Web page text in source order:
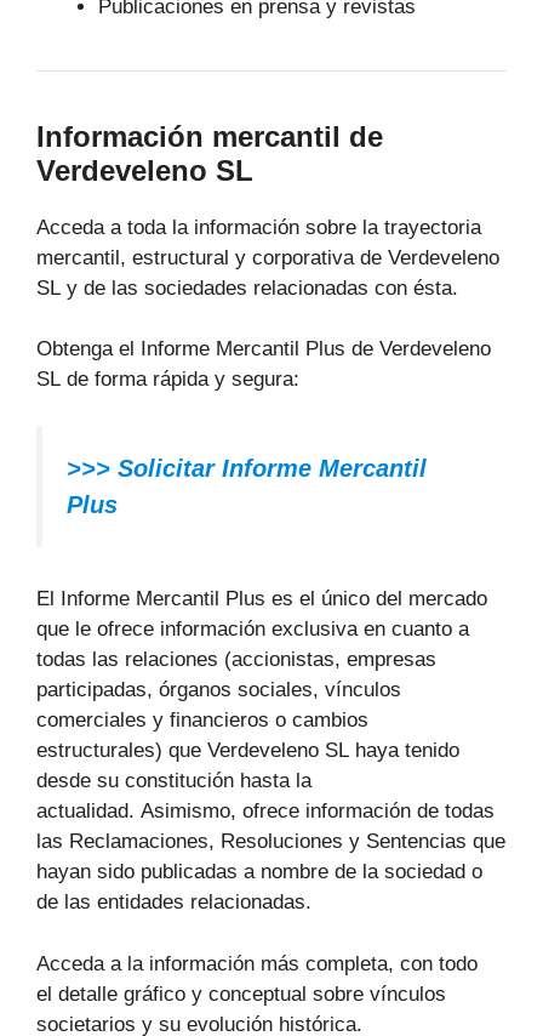
Publicaciones en prensa y revistas
Información mercantil de
Verdeveleno SL
Acceda a toda la información sobre la trayectoria
mercantil, estructural y corporativa de Verdeveleno
SL y de las sociedades relacionadas con ésta.
Obtenga el Informe Mercantil Plus de Verdeveleno
SL de forma rápida y segura:
>>> Solicitar Informe Mercantil
Plus
El Informe Mercantil Plus es el único del mercado
que le ofrece información exclusiva en cuanto a
todas las relaciones (accionistas, empresas
participadas, órganos sociales, vínculos
comerciales y financieros o cambios
estructurales) que Verdeveleno SL haya tenido
desde su constitución hasta la
actualidad. Asimismo, ofrece información de todas
las Reclamaciones, Resoluciones y Sentencias que
hayan sido publicadas a nombre de la sociedad o
de las entidades relacionadas.
Acceda a la información más completa, con todo
el detalle gráfico y conceptual sobre vínculos
societarios y su evolución histórica.